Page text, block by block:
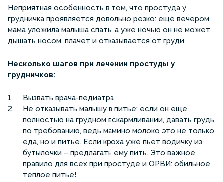
Неприятная особенность в том, что простуда у
грудничка проявляется довольно резко: еще вечером
мама уложила малыша спать, а уже ночью он не может
дышать носом, плачет и отказывается от груди.
Несколько шагов при лечении простуды у
грудничков:
Вызвать врача-педиатра
Не отказывать малышу в питье: если он еще
полностью на грудном вскармливании, давать грудь
по требованию, ведь мамино молоко это не только
еда, но и питье. Если кроха уже пьет водичку из
бутылочки – предлагать ему пить. Это важное
правило для всех при простуде и ОРВИ: обильное
теплое питье!